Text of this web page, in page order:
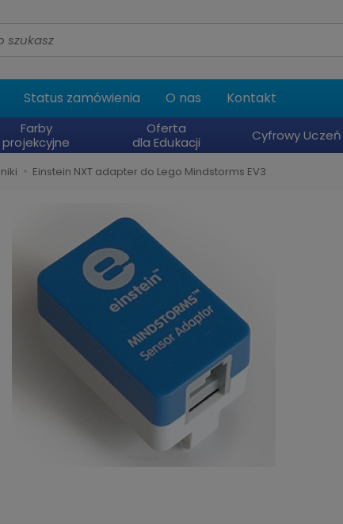
Status zamówienia O nas Kontakt
Farby
projekcyjne
Oferta
dla Edukacji
Cyfrowy Uczeń
Einstein NXT adapter do Lego Mindstorms EV3